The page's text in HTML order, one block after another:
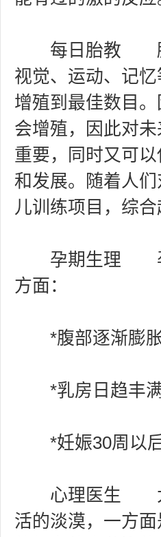
每日胎教 胎教
视觉、运动、记
增殖到最佳数目
会增殖，因此对
重要，同时又可
和发展。随着人
儿训练项目，综合
孕期生理 孕妇
方面：
*腹部逐渐膨胀
*乳房日趋丰满
*妊娠30周以后
心理医生 大多
活的淡漠，一方